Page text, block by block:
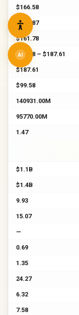
$166.58
$179.87
$161.78
$99.58 – $187.61
$187.61
$99.58
140931.00M
95770.00M
1.47
$1.1B
$1.4B
9.93
15.07
—
0.69
1.35
24.27
6.32
7.58
AI